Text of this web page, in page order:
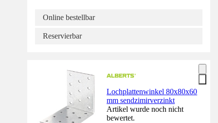
Online bestellbar
Reservierbar
Lochplattenwinkel 80x80x60
mm sendzimirverzinkt
Artikel wurde noch nicht
bewertet.